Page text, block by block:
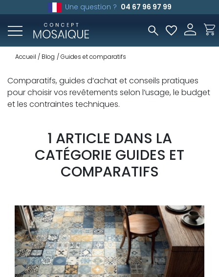
Une question ? 04 67 96 97 99
Accueil Blog Guides et comparatifs
Comparatifs, guides d’achat et conseils pratiques
pour choisir vos revêtements selon l’usage, le budget
et les contraintes techniques.
1 ARTICLE DANS LA
CATÉGORIE GUIDES ET
COMPARATIFS